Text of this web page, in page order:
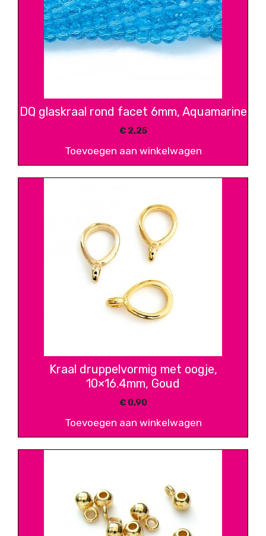
DQ glaskraal rond facet 6mm, Aquamarine
€2,25
Toevoegen aan winkelwagen
Kraal druppelvormig met oogje,
10×16.4mm, Goud
€0,90
Toevoegen aan winkelwagen